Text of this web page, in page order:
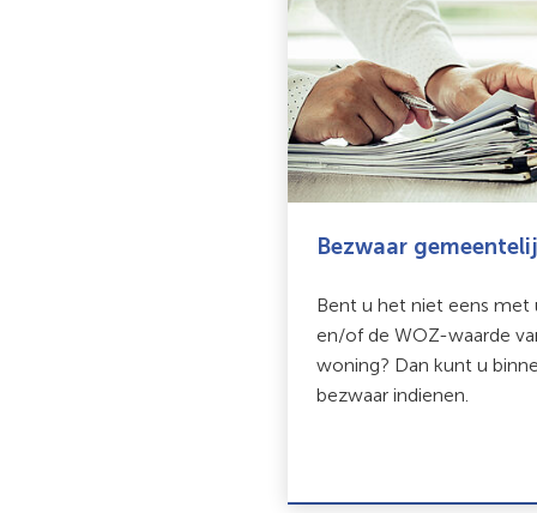
Bezwaar
Bent u het niet eens met
en/of de WOZ-waarde
woning? Dan kunt u
bezwaar indienen.